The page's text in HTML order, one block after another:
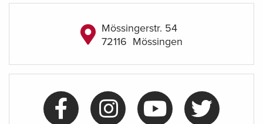
Mössingerstr. 54
72116 Mössingen